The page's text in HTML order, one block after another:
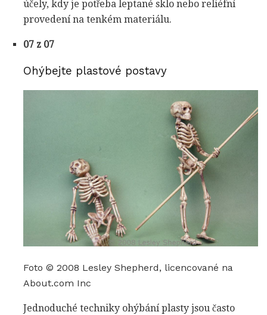
účely, kdy je potřeba leptané sklo nebo reliéfní
provedení na tenkém materiálu.
07 z 07
Ohýbejte plastové postavy
Foto © 2008 Lesley Shepherd, licencované na
About.com Inc
Jednoduché techniky ohýbání plasty jsou často